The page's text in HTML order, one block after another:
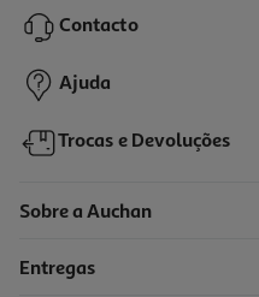
28,85 € PVP de editor
25,97 €
Contacto
Ajuda
Trocas e Devoluções
Sobre a Auchan
Entregas